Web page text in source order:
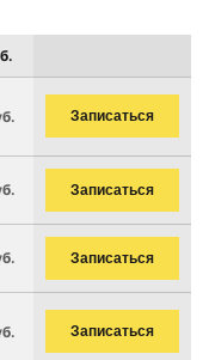
Записаться
Записаться
Записаться
Записаться